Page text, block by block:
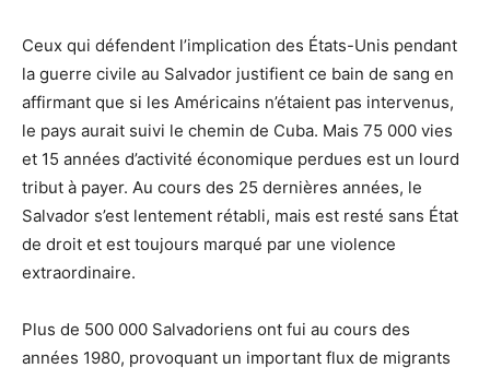
Ceux qui défendent l’implication des États-Unis pendant
la guerre civile au Salvador justifient ce bain de sang en
affirmant que si les Américains n’étaient pas intervenus,
le pays aurait suivi le chemin de Cuba. Mais 75 000 vies
et 15 années d’activité économique perdues est un lourd
tribut à payer. Au cours des 25 dernières années, le
Salvador s’est lentement rétabli, mais est resté sans État
de droit et est toujours marqué par une violence
extraordinaire.
Plus de 500 000 Salvadoriens ont fui au cours des
années 1980, provoquant un important flux de migrants